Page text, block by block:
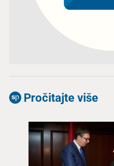
Pročitajte više